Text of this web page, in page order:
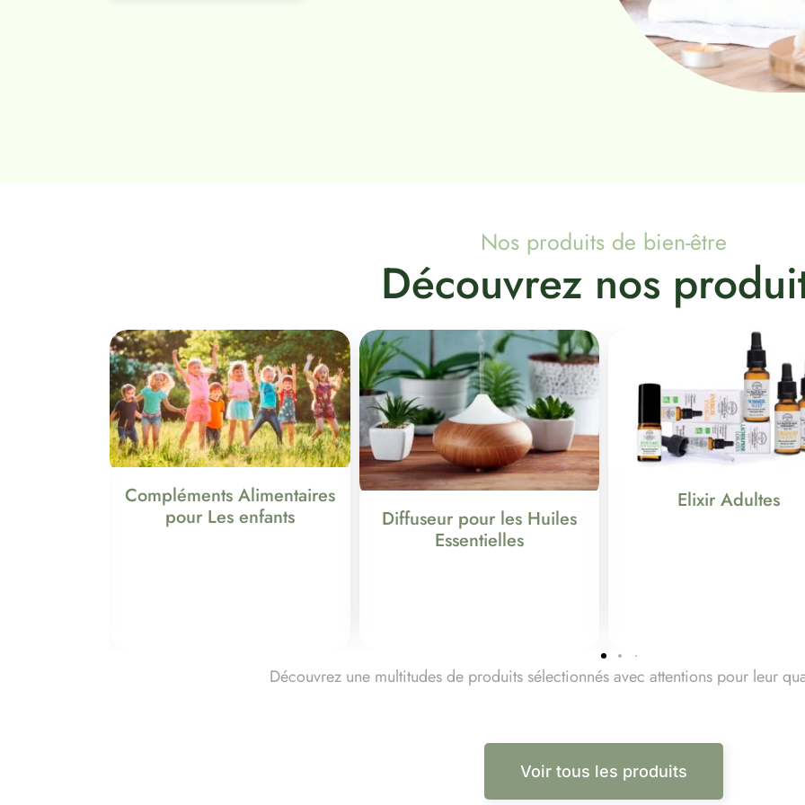
Nos produits de bien-être
Découvrez nos
Compléments Alimentaires
pour Les enfants
Diffuseur pour les Huiles
Essentielles
Elixir Adultes
Découvrez une multitudes de produits sélectionnés avec attentions pour leur
Voir tous les produits